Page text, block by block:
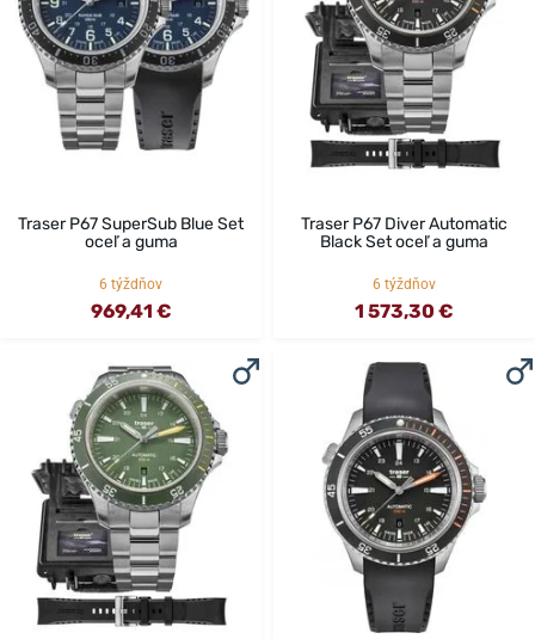
Traser P67 SuperSub Blue Set
oceľ a guma
6 týždňov
969,41 €
Traser P67 Diver Automatic
Black Set oceľ a guma
6 týždňov
1 573,30 €